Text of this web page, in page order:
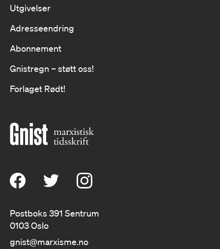
Utgivelser
Adresseendring
Abonnement
Gnistregn – støtt oss!
Forlaget Rødt!
Postboks 391 Sentrum
0103 Oslo
gnist@marxisme.no